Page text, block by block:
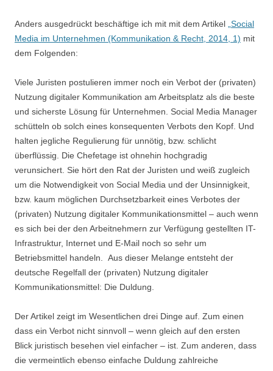
Anders ausgedrückt beschäftige ich mit mit dem Artikel „Social
Media im Unternehmen (Kommunikation & Recht, 2014, 1) mit
dem Folgenden:
Viele Juristen postulieren immer noch ein Verbot der (privaten)
Nutzung digitaler Kommunikation am Arbeitsplatz als die beste
und sicherste Lösung für Unternehmen. Social Media Manager
schütteln ob solch eines konsequenten Verbots den Kopf. Und
halten jegliche Regulierung für unnötig, bzw. schlicht
überflüssig. Die Chefetage ist ohnehin hochgradig
verunsichert. Sie hört den Rat der Juristen und weiß zugleich
um die Notwendigkeit von Social Media und der Unsinnigkeit,
bzw. kaum möglichen Durchsetzbarkeit eines Verbotes der
(privaten) Nutzung digitaler Kommunikationsmittel – auch wenn
es sich bei der den Arbeitnehmern zur Verfügung gestellten IT-
Infrastruktur, Internet und E-Mail noch so sehr um
Betriebsmittel handeln. Aus dieser Melange entsteht der
deutsche Regelfall der (privaten) Nutzung digitaler
Kommunikationsmittel: Die Duldung.
Der Artikel zeigt im Wesentlichen drei Dinge auf. Zum einen
dass ein Verbot nicht sinnvoll – wenn gleich auf den ersten
Blick juristisch besehen viel einfacher – ist. Zum anderen, dass
die vermeintlich ebenso einfache Duldung zahlreiche